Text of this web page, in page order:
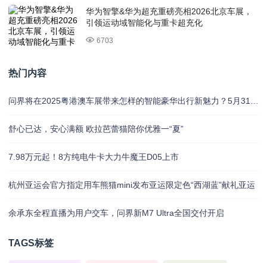
华为智擎&华为超充重磅亮相2026北京车展，
引领运动域智能化与重卡超充化
6703
热门内容
舒心已达，安心满额 欧拉芭蕾猫陪你优雅一“夏”
7.98万元起！8方纯电牛卡大力牛魔王D05上市
杭州亚运会官方指定用车熊猫mini发布亚运限定色“西湖蓝”献礼亚运
余承东全程直播为用户交车，问界新M7 Ultra全国交付开启
TAGS标签